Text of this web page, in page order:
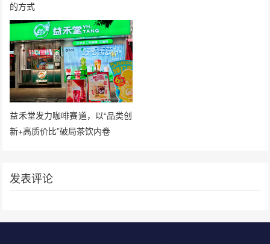
的方式
益禾堂发力咖啡赛道，以“品类创
新+高质价比”破局茶饮内卷
发表评论